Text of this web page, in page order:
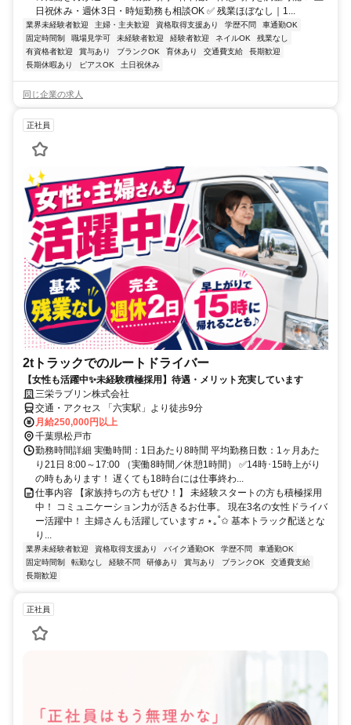
日祝休み・週休3日・時短勤務も相談OK ✅ 残業ほぼなし｜1...
業界未経験者歓迎 主婦・主夫歓迎 資格取得支援あり 学歴不問
車通勤OK
固定時間制
職場見学可 未経験者歓迎 経験者歓迎 ネイルOK
残業なし
有資格者歓迎
賞与あり ブランクOK 育休あり 交通費支給
長期歓迎
長期休暇あり
ピアスOK 土日祝休み
同じ企業の求人
正社員
2tトラックでのルートドライバー
【女性も活躍中✨未経験積極採用】待遇・メリット充実しています
三栄ラブリン株式会社
交通・アクセス 「六実駅」より徒歩9分
月給250,000円以上
千葉県松戸市
勤務時間詳細 実働時間：1日あたり8時間 平均勤務日数：1ヶ月あた
り21日 8:00～17:00 （実働8時間／休憩1時間） ✅14時･15時上がり
の時もあります！ 遅くても18時台には仕事終わ...
仕事内容 【家族持ちの方もぜひ！】 未経験スタートの方も積極採用
中！ コミュニケーション力が活きるお仕事。 現在3名の女性ドライバ
ー活躍中！ 主婦さんも活躍しています♬⋆｡˚✩ 基本トラック配送とな
り...
業界未経験者歓迎 資格取得支援あり バイク通勤OK 学歴不問
車通勤OK
固定時間制
転勤なし 経験不問 研修あり 賞与あり ブランクOK
交通費支給
長期歓迎
正社員